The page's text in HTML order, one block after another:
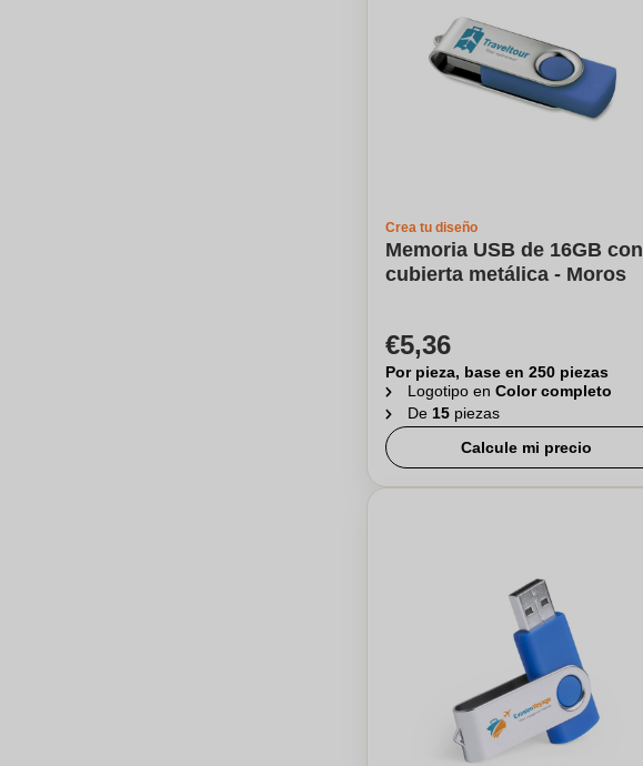
Crea tu diseño
Memoria USB de 16GB con
cubierta metálica - Moros
€5,36
Por pieza, base en 250 piezas
Logotipo en Color completo
De 15 piezas
Calcule mi precio